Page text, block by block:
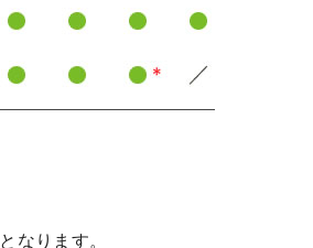
となります。